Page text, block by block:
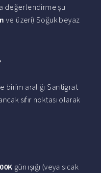
değerlendirme şu
ve üzeri) Soğuk beyaz
birim aralığı Santigrat
sıfır noktası olarak
gün ışığı (veya sıcak